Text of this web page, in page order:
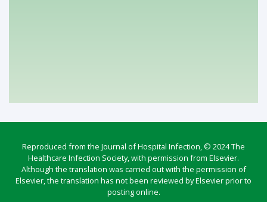
Reproduced from the Journal of Hospital Infection, © 2024 The
Healthcare Infection Society, with permission from Elsevier.
Although the translation was carried out with the permission of
Elsevier, the translation has not been reviewed by Elsevier prior to
posting online.